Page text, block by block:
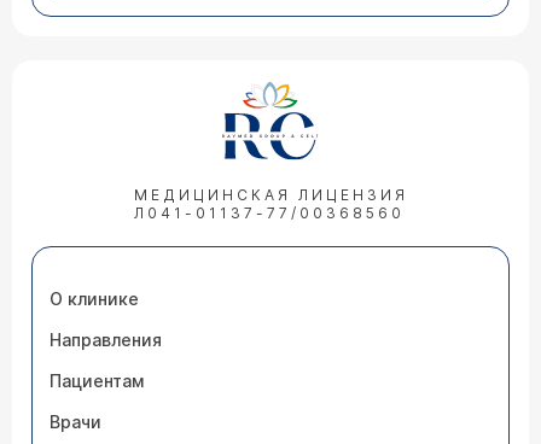
МЕДИЦИНСКАЯ ЛИЦЕНЗИЯ
Л041-01137-77/00368560
О клинике
Направления
Пациентам
Врачи